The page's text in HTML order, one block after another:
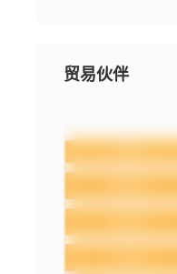
贸易伙伴